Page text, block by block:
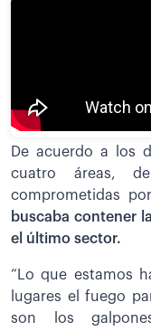
De acuerdo a los
cuatro áreas,
comprometidas
buscaba contener
el último sector.
“Lo que estamos
lugares el fuego
son los